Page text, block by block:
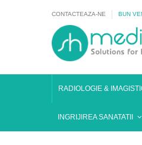
CONTACTEAZA-NE BUN
RADIOLOGIE &
INGRIJIREA SANATATII